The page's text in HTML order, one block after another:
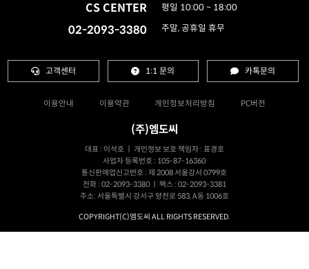
CS CENTER
02-2093-3380
평일 10:00 ~ 18:00
주말, 공휴일 휴무
고객센터 1:1 문의 카톡문의
이용안내 이용약관 개인정보처리방침 PC버전
(주)엠도씨
대표 : 이석호 ㅣ 개인정보 보호 책임자 : 표경호
사업자 등록번호 : 105-87-16360
통신판매업신고번호 : 제 2008 서울강서 0799호
전화 : 02-2093-3380 ㅣ 팩스 : 02-2093-3381
주소: 서울특별시 강서구 양천로 583, A동 1006호
COPYRIGHT(C)엠도씨 ALL RIGHTS RESERVED.